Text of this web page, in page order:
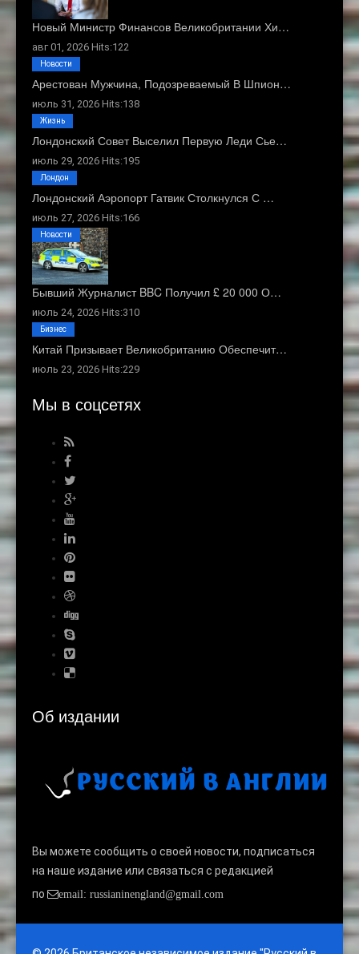
Новый Министр Финансов Великобритании Хи…
авг 01, 2026 Hits:122
Арестован Мужчина, Подозреваемый В Шпион…
июль 31, 2026 Hits:138
Новости
Лондонский Совет Выселил Первую Леди Сье…
июль 29, 2026 Hits:195
Жизнь
Лондонский Аэропорт Гатвик Столкнулся С …
июль 27, 2026 Hits:166
Лондон
Бывший Журналист BBC Получил £ 20 000 О…
июль 24, 2026 Hits:310
Новости
Китай Призывает Великобританию Обеспечит…
июль 23, 2026 Hits:229
Бизнес
Мы в соцсетях
Об издании
Вы можете сообщить о своей новости, подписаться
на наше издание или связаться с редакцией
по
email: russianinengland@gmail.com